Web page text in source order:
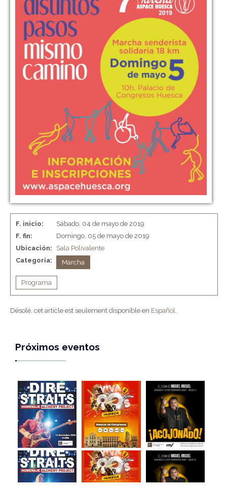
F. inicio:
Sábado, 04 de mayo de 2019
F. fin:
Domingo, 05 de mayo de 2019
Ubicación:
Sala Polivalente
Categoria:
Marcha
Programa
Désolé, cet article est seulement disponible en Español
Próximos eventos